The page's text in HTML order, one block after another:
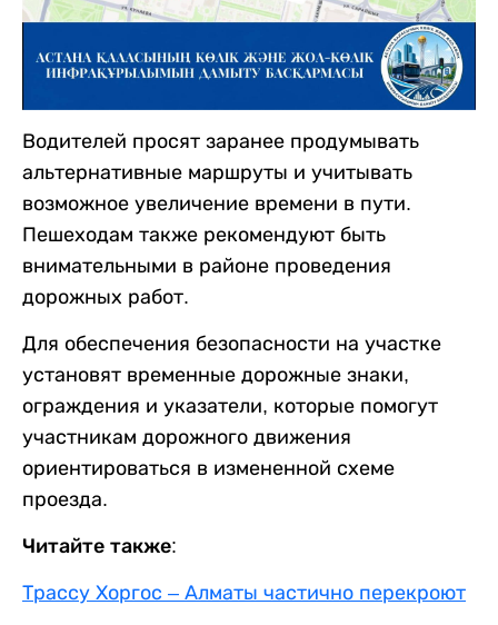
Водителей просят заранее продумывать
альтернативные маршруты и учитывать
возможное увеличение времени в пути.
Пешеходам также рекомендуют быть
внимательными в районе проведения
дорожных работ.
Для обеспечения безопасности на участке
установят временные дорожные знаки,
ограждения и указатели, которые помогут
участникам дорожного движения
ориентироваться в измененной схеме
проезда.
Читайте также:
Трассу Хоргос – Алматы частично перекроют